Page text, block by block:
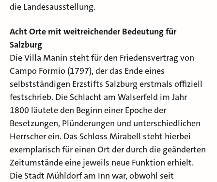
die Landesausstellung.
Acht Orte mit weitreichender Bedeutung für
Salzburg
Die Villa Manin steht für den Friedensvertrag von
Campo Formio (1797), der das Ende eines
selbstständigen Erzstifts Salzburg erstmals offiziell
festschrieb. Die Schlacht am Walserfeld im Jahr
1800 läutete den Beginn einer Epoche der
Besetzungen, Plünderungen und unterschiedlichen
Herrscher ein. Das Schloss Mirabell steht hierbei
exemplarisch für einen Ort der durch die geänderten
Zeitumstände eine jeweils neue Funktion erhielt.
Die Stadt Mühldorf am Inn war, obwohl seit